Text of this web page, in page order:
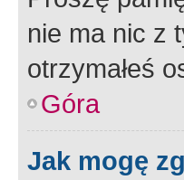
nie ma nic z
otrzymałeś
Góra
Jak mogę